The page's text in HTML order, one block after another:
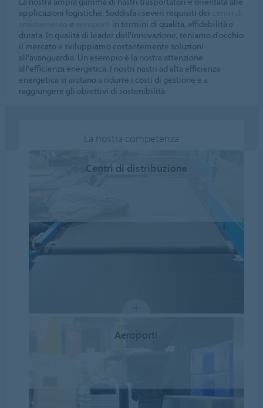
applicazioni logistiche. Soddisfa i severi requisiti dei
e
in termini di qualità, affidabilità e
durata. In qualità di leader dell'innovazione, teniamo d'occhio
il mercato e sviluppiamo costantemente soluzioni
all'avanguardia. Un esempio è la nostra attenzione
all'efficienza energetica. I nostri nastri ad alta efficienza
energetica vi aiutano a ridurre i costi di gestione e a
raggiungere gli obiettivi di sostenibilità.
La nostra competenza
Centri di distribuzione
Aeroporti